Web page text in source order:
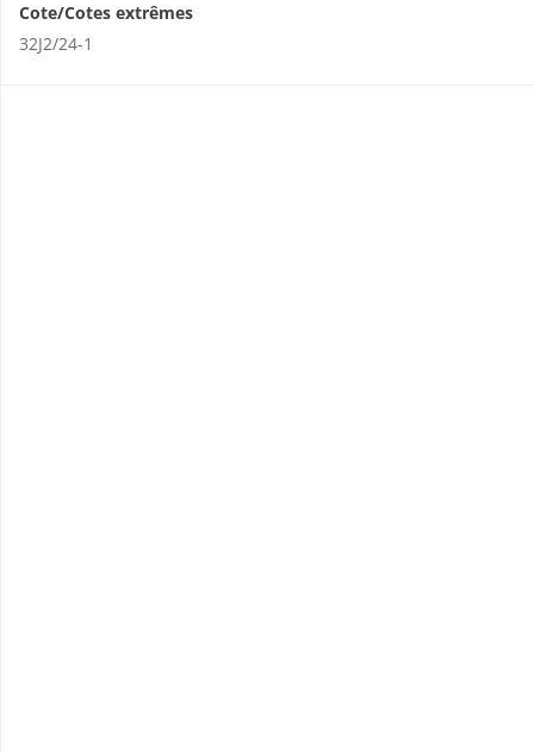
Cote/Cotes extrêmes
32J2/24-1